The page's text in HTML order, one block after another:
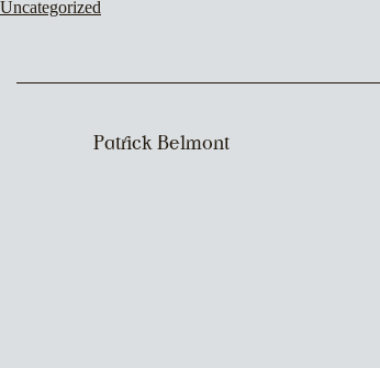
Uncategorized
Patrick Belmont